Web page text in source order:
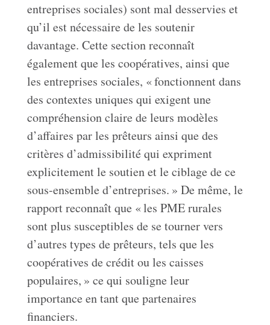
entreprises sociales) sont mal desservies et
qu’il est nécessaire de les soutenir
davantage. Cette section reconnaît
également que les coopératives, ainsi que
les entreprises sociales, « fonctionnent dans
des contextes uniques qui exigent une
compréhension claire de leurs modèles
d’affaires par les prêteurs ainsi que des
critères d’admissibilité qui expriment
explicitement le soutien et le ciblage de ce
sous-ensemble d’entreprises. » De même, le
rapport reconnaît que « les PME rurales
sont plus susceptibles de se tourner vers
d’autres types de prêteurs, tels que les
coopératives de crédit ou les caisses
populaires, » ce qui souligne leur
importance en tant que partenaires
financiers.